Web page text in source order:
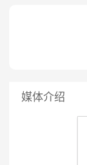
媒体介绍